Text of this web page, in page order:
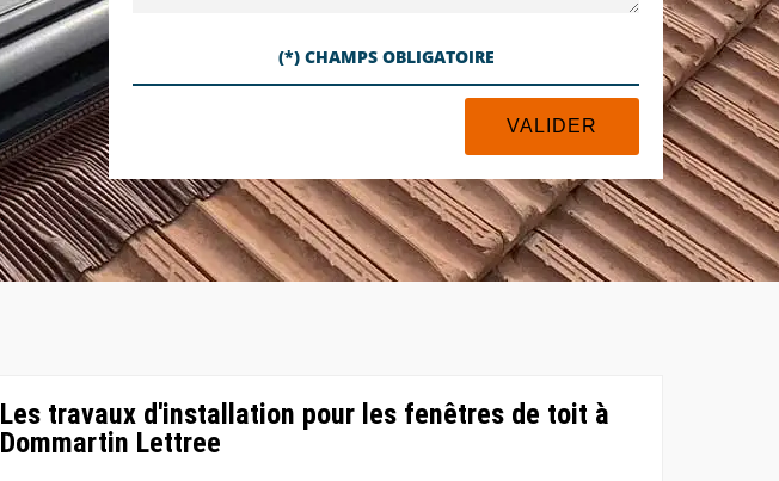
(*) CHAMPS OBLIGATOIRE
Les travaux d'installation pour les fenêtres de toit à
Dommartin Lettree